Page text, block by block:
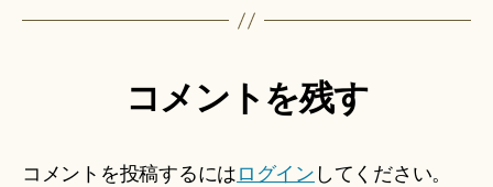
コメントを残す
コメントを投稿するには ログイン してください。